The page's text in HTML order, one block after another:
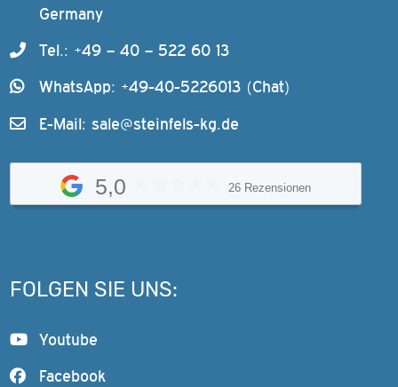
Germany
Tel.: +49 – 40 – 522 60 13
WhatsApp: +49-40-5226013 (Chat)
E-Mail: sale@steinfels-kg.de
5,0 26 Rezensionen
FOLGEN SIE UNS:
Youtube
Facebook